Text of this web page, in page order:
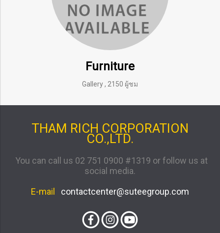
Furniture
Gallery, 2150 ผู้ชม
THAM RICH CORPORATION
CO.,LTD.
You can call us 02 751 0900 #1319 or follow us at
social media.
E-mail contactcenter@suteegroup.com